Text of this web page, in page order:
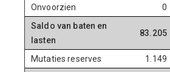
Onvoorzien 0
Saldo van baten en
lasten
83.205
Mutaties reserves 1.149